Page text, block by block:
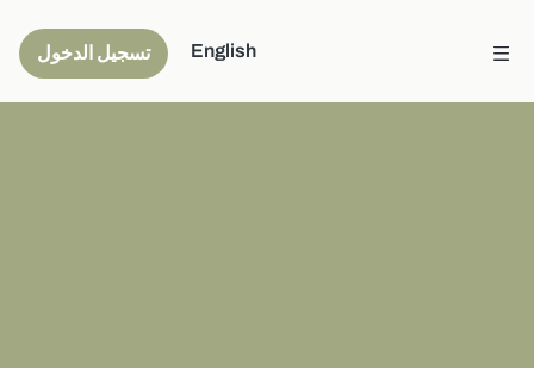
English تسجيل الدخول